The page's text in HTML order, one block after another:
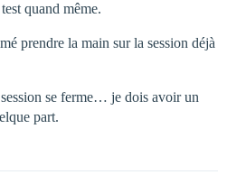
quand même.
prendre la main sur la session déjà
se ferme… je dois avoir un
part.